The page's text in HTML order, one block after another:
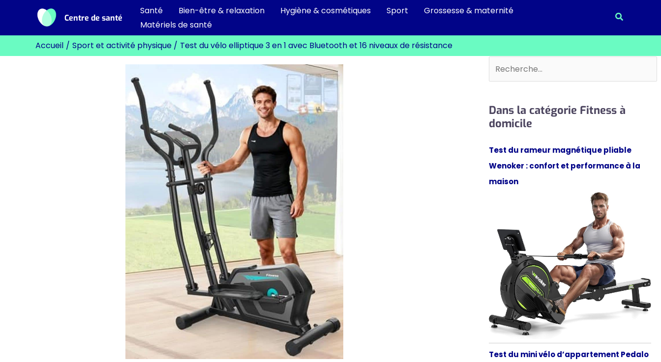
contenu
Centre de santé
Santé Bien-être & relaxation Hygiène & cosmétiques Sport
Grossesse & maternité
Matériels de santé
Accueil Sport et activité physique Test du vélo elliptique 3 en 1 avec Bluetooth et 16 niveaux de résistance
Rechercher
Dans la catégorie Fitness à
domicile
Test du rameur magnétique pliable
Wenoker : confort et performance à la
maison
Test du mini vélo d’appartement Pedalo